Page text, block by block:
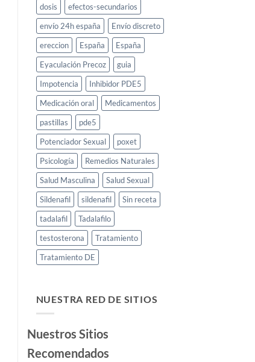
dosis
efectos-secundarios
envío 24h españa
Envío discreto
ereccion
España
España
Eyaculación Precoz
guia
Impotencia
Inhibidor PDE5
Medicación oral
Medicamentos
pastillas
pde5
Potenciador Sexual
poxet
Psicología
Remedios Naturales
Salud Masculina
Salud Sexual
Sildenafil
sildenafil
Sin receta
tadalafil
Tadalafilo
testosterona
Tratamiento
Tratamiento DE
NUESTRA RED DE SITIOS
Nuestros Sitios
Recomendados